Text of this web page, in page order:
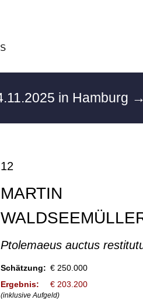
in Hamburg
12
MARTIN
Ptolemaeus auctus
Schätzung: € 250.000
Ergebnis:
€ 203.200
(inklusive Aufgeld)